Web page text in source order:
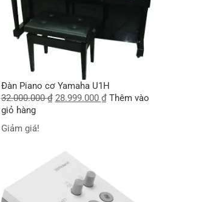
Đàn Piano cơ Yamaha U1H
32.000.000₫ 28.999.000 ₫ Thêm vào
giỏ hàng
Giảm giá!